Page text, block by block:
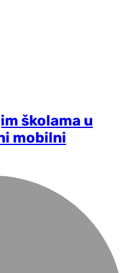
školama u
mobilni